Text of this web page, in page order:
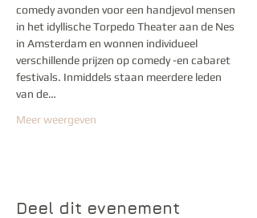
comedy avonden voor een handjevol mensen
in het idyllische Torpedo Theater aan de Nes
in Amsterdam en wonnen individueel
verschillende prijzen op comedy -en cabaret
festivals. Inmiddels staan meerdere leden
van de…
Meer weergeven
Deel dit evenement